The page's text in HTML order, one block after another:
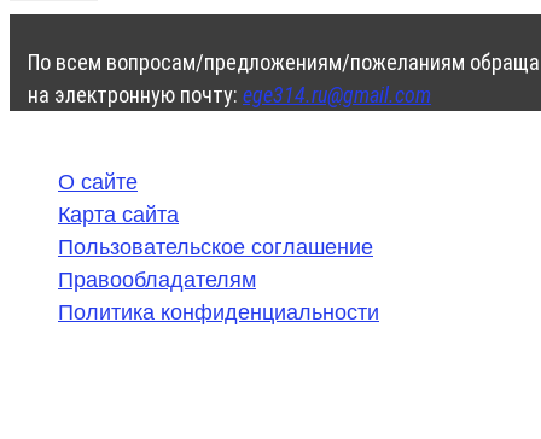
По всем вопросам/предложениям/пожеланиям
на электронную почту: ege314.ru@gmail.com
О сайте
Карта сайта
Пользовательское соглашение
Правообладателям
Политика конфиденциальности